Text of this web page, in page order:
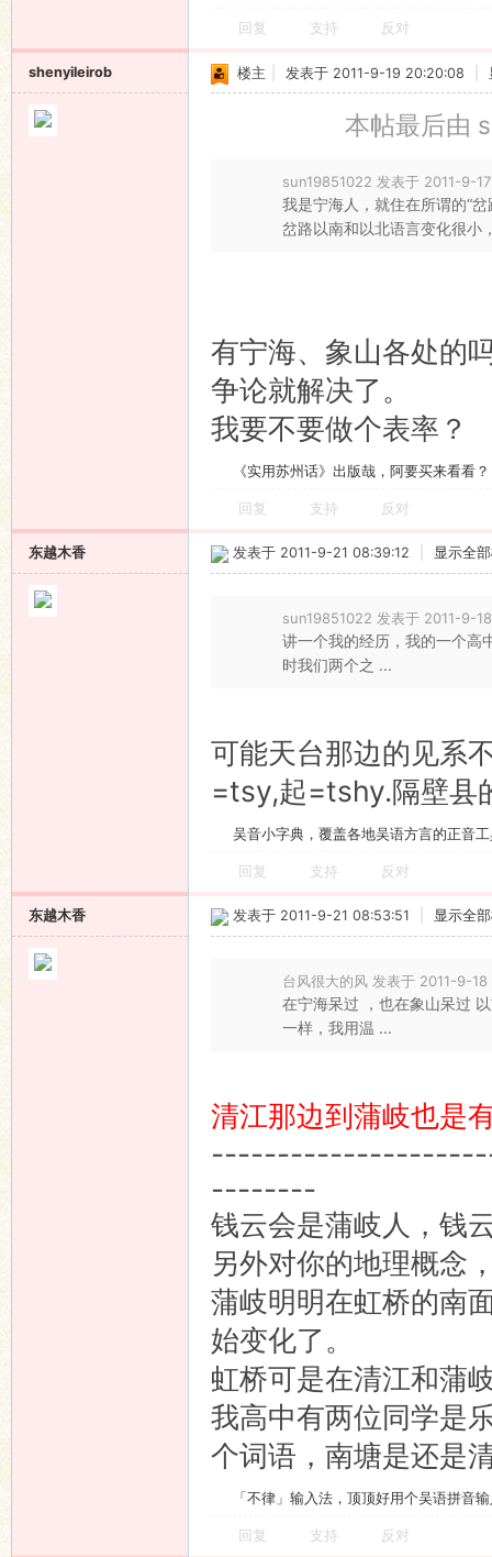
回复 支持 反对
shenyileirob 楼主 发表于 2011-9-19 20:20:08
本帖最后由
sun19851022 发表于 2011-9-
我是宁海人，就住在所谓的“
岔路以南和以北语言变化很小
有宁海、象山各处的
争论就解决了。
我要不要做个表率？
《实用苏州话》出版哉，阿要买来看看？
回复 支持 反对
东越木香 发表于 2011-9-21 08:39:12 显示全
sun19851022 发表于 2011-9-
讲一个我的经历，我的一个高
时我们两个之 ...
可能天台那边的见系
=tsy,起=tshy.隔壁县
吴音小字典，覆盖各地吴语方言的正音
回复 支持 反对
东越木香 发表于 2011-9-21 08:53:51 显示全
台风很大的风 发表于 2011-9-
在宁海呆过 ，也在象山呆过
一样，我用温 ...
清江那边到蒲岐也是
--------
钱云会是蒲岐人，钱
另外对你的地理概念
蒲岐明明在虹桥的南
始变化了。
虹桥可是在清江和蒲
我高中有两位同学是
个词语，南塘是还是
「不律」输入法，顶顶好用个吴语拼音
回复 支持 反对